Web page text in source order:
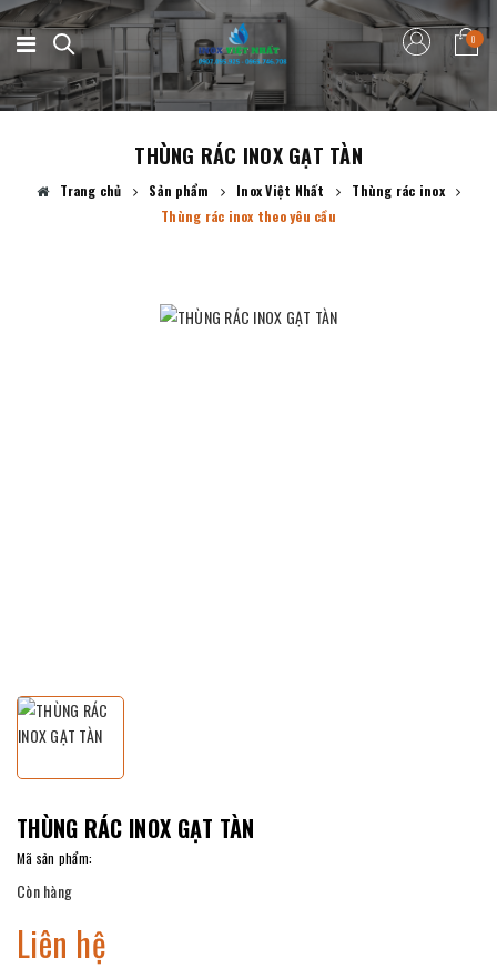
0
THÙNG RÁC INOX GẠT TÀN
Trang chủ Sản phẩm Inox Việt Nhất
Thùng rác inox
Thùng rác inox theo yêu cầu
THÙNG RÁC INOX GẠT TÀN
Mã sản phẩm:
Còn hàng
Liên hệ